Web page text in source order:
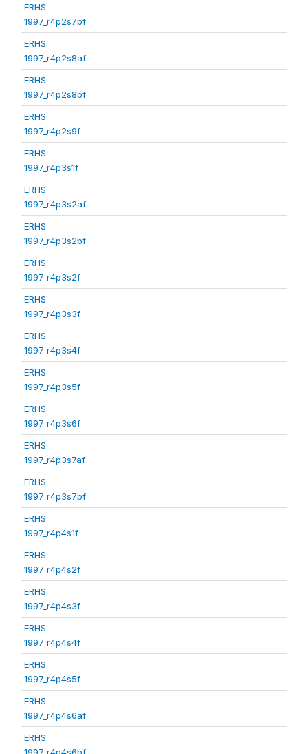
ERHS
1997_r4p2s7bf
ERHS
1997_r4p2s8af
ERHS
1997_r4p2s8bf
ERHS
1997_r4p2s9f
ERHS
1997_r4p3s1f
ERHS
1997_r4p3s2af
ERHS
1997_r4p3s2bf
ERHS
1997_r4p3s2f
ERHS
1997_r4p3s3f
ERHS
1997_r4p3s4f
ERHS
1997_r4p3s5f
ERHS
1997_r4p3s6f
ERHS
1997_r4p3s7af
ERHS
1997_r4p3s7bf
ERHS
1997_r4p4s1f
ERHS
1997_r4p4s2f
ERHS
1997_r4p4s3f
ERHS
1997_r4p4s4f
ERHS
1997_r4p4s5f
ERHS
1997_r4p4s6af
ERHS
1997_r4p4s6bf